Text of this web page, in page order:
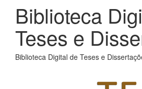
Biblioteca
Teses e
Biblioteca Digital de Teses e